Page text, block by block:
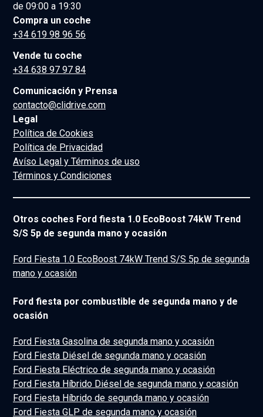
de 09:00 a 19:30
Compra un coche
+34 619 98 96 56
Vende tu coche
+34 638 97 97 84
Comunicación y Prensa
contacto@clidrive.com
Legal
Política de Cookies
Política de Privacidad
Avíso Legal y Términos de uso
Términos y Condiciones
Otros coches Ford fiesta 1.0 EcoBoost 74kW Trend
S/S 5p de segunda mano y ocasión
Ford Fiesta 1.0 EcoBoost 74kW Trend S/S 5p de segunda
mano y ocasión
Ford fiesta por combustible de segunda mano y de
ocasión
Ford Fiesta Gasolina de segunda mano y ocasión
Ford Fiesta Diésel de segunda mano y ocasión
Ford Fiesta Eléctrico de segunda mano y ocasión
Ford Fiesta Híbrido Diésel de segunda mano y ocasión
Ford Fiesta Híbrido de segunda mano y ocasión
Ford Fiesta GLP de segunda mano y ocasión